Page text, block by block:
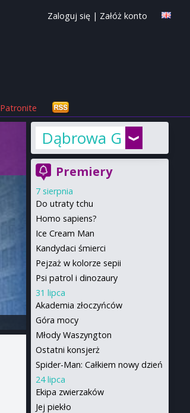
Zaloguj się | Załóż konto
Patronite
Dąbrowa Górnicza
Premiery
7 sierpnia
Do utraty tchu
Homo sapiens?
Ice Cream Man
Kandydaci śmierci
Pejzaż w kolorze sepii
Psi patrol i dinozaury
31 lipca
Akademia złoczyńców
Góra mocy
Młody Waszyngton
Ostatni konsjerż
Spider-Man: Całkiem nowy dzień
24 lipca
Ekipa zwierzaków
Jej piekło